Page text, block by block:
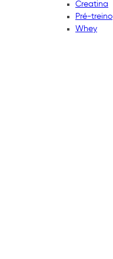
Creatina
Pré-treino
Whey